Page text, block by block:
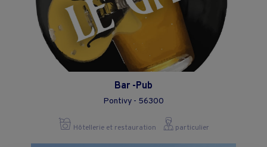
Bar -Pub
Pontivy - 56300
Hôtellerie et restauration particulier